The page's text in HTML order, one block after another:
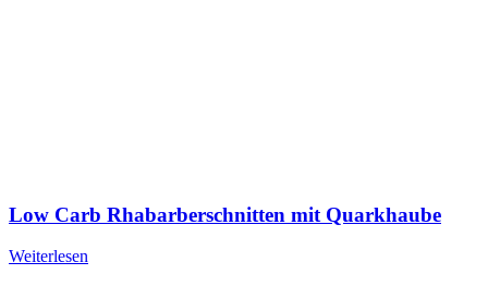
Low Carb Rhabarberschnitten mit Quarkhaube
Weiterlesen